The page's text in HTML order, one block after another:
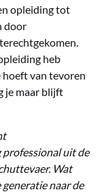
opleiding tot
door
heb
hoeft van tevoren
je maar blijft
professional uit de
Wat
naar de